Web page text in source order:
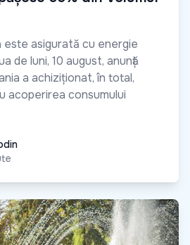
este asigurată cu energie
de luni, 10 august, anunță
a achiziționat, în total,
acoperirea consumului